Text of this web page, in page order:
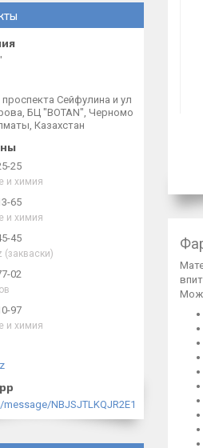
Сейфулина и ул
БЦ "BOTAN", Черномо
Казахстан
25
и химия
65
и химия
45
(закваски)
02
97
и химия
NBJSJTLKQJR2E1